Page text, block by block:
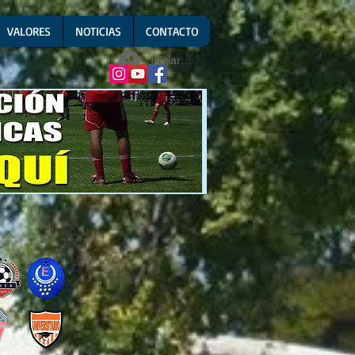
VALORES NOTICIAS CONTACTO
Iniciar sesión